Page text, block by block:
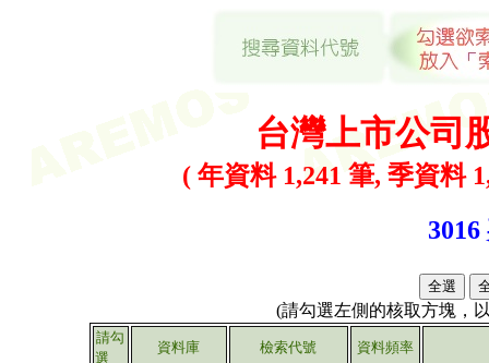
台灣上市公司
( 年資料 1,241 筆, 季資料
(請勾選左側的核取方塊，
請勾
選
資料庫 檢索代號 資料頻率